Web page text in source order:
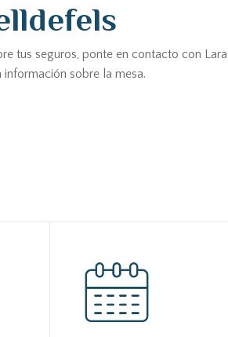
tus seguros, ponte en contacto con
sobre la mesa.